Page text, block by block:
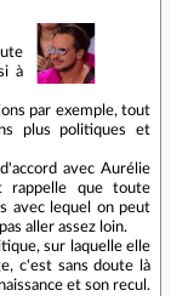
à
par exemple, tout
plus politiques et
avec Aurélie
rappelle que toute
avec lequel on peut
aller assez loin.
sur laquelle elle
c'est sans doute là
et son recul.